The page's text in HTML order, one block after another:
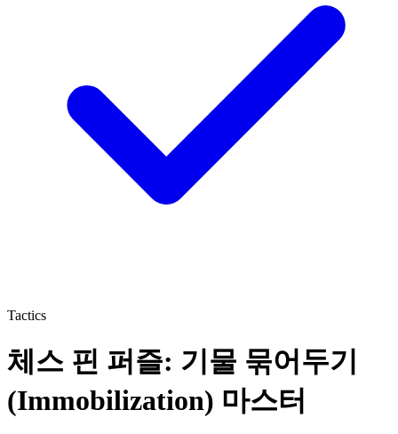
Tactics
체스 핀 퍼즐: 기물 묶어두기
(Immobilization) 마스터